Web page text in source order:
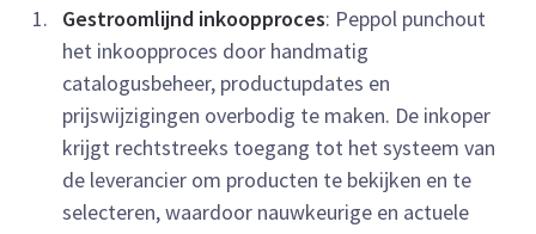
Gestroomlijnd inkoopproces: Peppol punchout
het inkoopproces door handmatig
catalogusbeheer, productupdates en
prijswijzigingen overbodig te maken. De inkoper
krijgt rechtstreeks toegang tot het systeem van
de leverancier om producten te bekijken en te
selecteren, waardoor nauwkeurige en actuele